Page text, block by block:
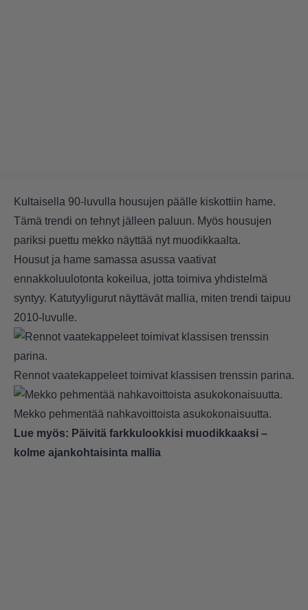
Kultaisella 90-luvulla housujen päälle kiskottiin hame.
Tämä trendi on tehnyt jälleen paluun. Myös housujen
pariksi puettu mekko näyttää nyt muodikkaalta.
Housut ja hame samassa asussa vaativat
ennakkoluulotonta kokeilua, jotta toimiva yhdistelmä
syntyy. Katutyyligurut näyttävät mallia, miten trendi taipuu
2010-luvulle.
Rennot vaatekappeleet toimivat klassisen trenssin parina.
Mekko pehmentää nahkavoittoista asukokonaisuutta.
Lue myös: Päivitä farkkulookkisi muodikkaaksi –
kolme ajankohtaisinta mallia